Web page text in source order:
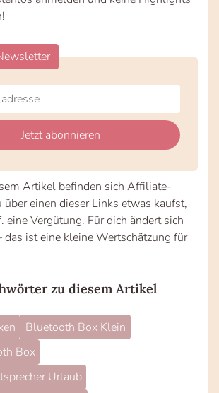
Jetzt abonnieren
Artikel befinden sich Affiliate-
einen dieser Links etwas kaufst,
eine Vergütung. Für dich ändert sich
das ist eine kleine Wertschätzung für
zu diesem Artikel
Bluetooth Box Klein
Box
Urlaub